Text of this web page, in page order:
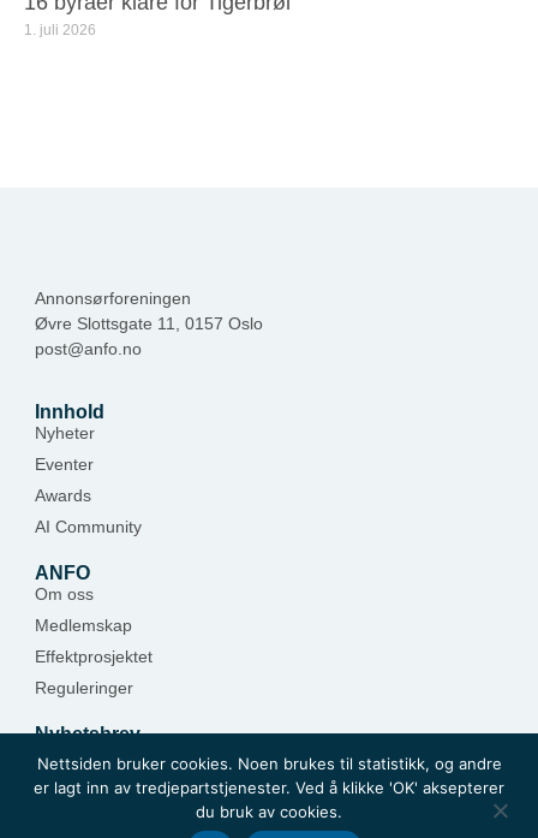
1. juli 2026
Annonsørforeningen
Øvre Slottsgate 11, 0157 Oslo
post@anfo.no
Innhold
Nyheter
Eventer
Awards
AI Community
ANFO
Om oss
Medlemskap
Effektprosjektet
Reguleringer
Nyhetsbrev
Hold deg oppdatert — meld deg på.
Meld deg på
Nettsiden bruker cookies. Noen brukes til statistikk, og andre
er lagt inn av tredjepartstjenester. Ved å klikke 'OK' aksepterer
du bruk av cookies.